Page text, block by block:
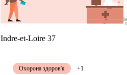
Indre-et-Loire 37
Охорона здоров'я
+1